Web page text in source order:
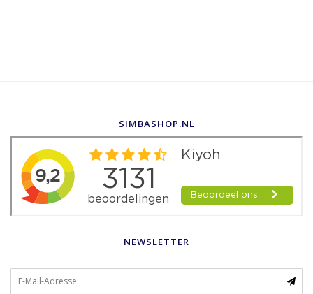
SIMBASHOP.NL
NEWSLETTER